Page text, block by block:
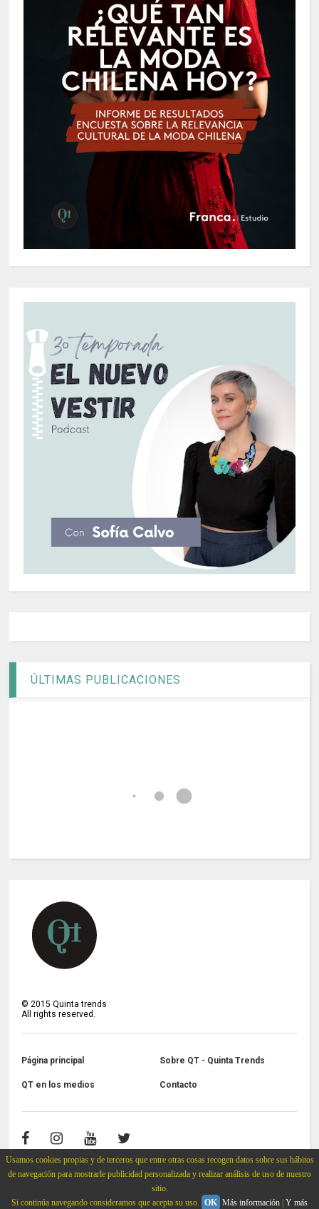
Usamos cookies propias y de terceros que entre otras cosas recogen datos sobre sus hábitos
de navegación para mostrarle publicidad personalizada y realizar análisis de uso de nuestro
sitio.
Si continúa navegando consideramos que acepta su uso. OK Más información Y más
ÚLTIMAS PUBLICACIONES
© 2015 Quinta trends
All rights reserved.
Página principal Sobre QT - Quinta Trends
QT en los medios Contacto